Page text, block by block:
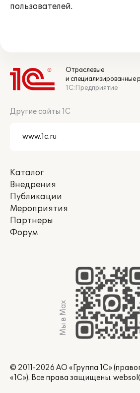
пользователей.
Отраслевые
и специализированные
1С:Предприятие
Другие сайты 1С
Каталог
Внедрения
Публикации
Мероприятия
Партнеры
Форум
Мы в Max
© 2011-2026 АО «Группа 1С»
«1С»). Все права защищены.